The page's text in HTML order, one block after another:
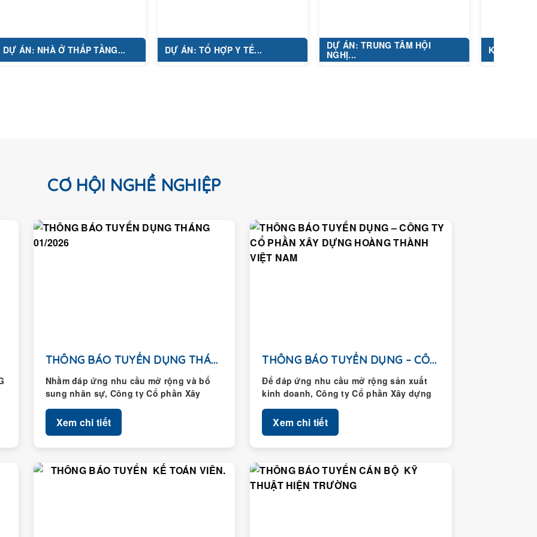
NHÀ Ở THẤP TẦNG... DỰ ÁN: TỔ HỢP Y TẾ...
DỰ ÁN: TRUNG TÂM HỘI
KHU ĐÔ THỊ HIM
CƠ HỘI NGHỀ NGHIỆP
THÔNG BÁO TUYỂN DỤNG THÁNG 01/2026
Nhằm đáp ứng nhu cầu mở rộng và bổ
sung nhân sự, Công ty Cổ phần Xây
Xem chi tiết
THÔNG BÁO TUYỂN DỤNG – CÔNG TY CỔ...
Để đáp ứng nhu cầu mở rộng sản xuất
kinh doanh, Công ty Cổ phần Xây dựng
Xem chi tiết